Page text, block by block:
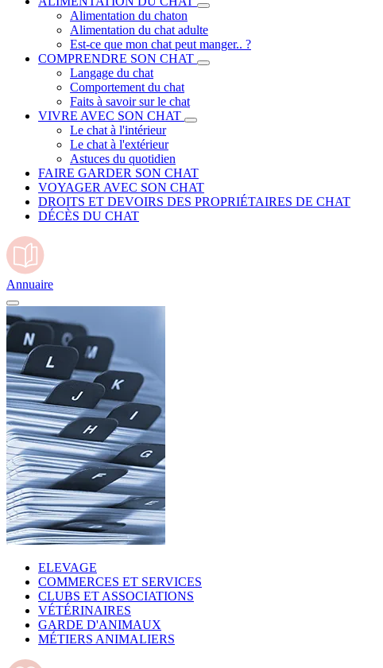
Alimentation du chaton
Alimentation du chat adulte
Est-ce que mon chat peut manger.. ?
COMPRENDRE SON CHAT
Langage du chat
Comportement du chat
Faits à savoir sur le chat
VIVRE AVEC SON CHAT
Le chat à l'intérieur
Le chat à l'extérieur
Astuces du quotidien
FAIRE GARDER SON CHAT
VOYAGER AVEC SON CHAT
DROITS ET DEVOIRS DES PROPRIÉTAIRES DE CHAT
DÉCÈS DU CHAT
Annuaire
ELEVAGE
COMMERCES ET SERVICES
CLUBS ET ASSOCIATIONS
VÉTÉRINAIRES
GARDE D'ANIMAUX
MÉTIERS ANIMALIERS